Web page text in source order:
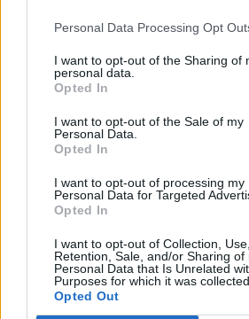
Personal Data Processing Opt
I want to opt-out of the Sharing of
personal data.
Opted In
I want to opt-out of the Sale of my
Personal Data.
Opted In
I want to opt-out of processing my
Personal Data for Targeted
Opted In
I want to opt-out of Collection, Use,
Retention, Sale, and/or Sharing of
Personal Data that Is Unrelated
Purposes for which it was collected.
Opted Out
külföldi egyetem
külföldi tanulás
diákhitel
külföldi ösztöndíj
diákhitel igénylés
diákhitel 2
diákhitel 1
külföldi továbbtanulás
belföld